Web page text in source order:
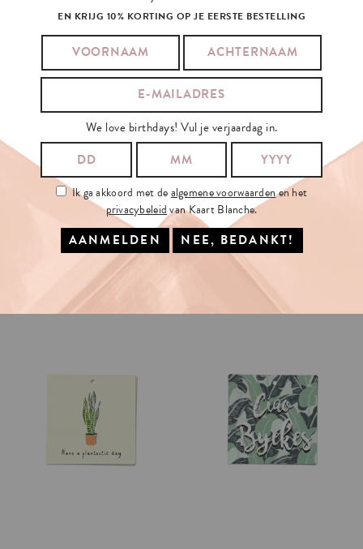
MOM
€1.5
IN WINKELMAND
SUNNIER
€1.5
IN WINKELMAND
EN KRIJG 10% KORTING OP JE EERSTE BESTELLING
We love birthdays! Vul je verjaardag in.
Ik ga akkoord met dealgemene voorwaardenen het
privacybeleidvan Kaart Blanche.